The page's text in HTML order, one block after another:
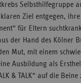
Selbsthilfegruppe
Ziel entgegen,
für Eltern
der Hand des Kölner
Mut, mit einem
Ausbildung als
& TALK“ auf die